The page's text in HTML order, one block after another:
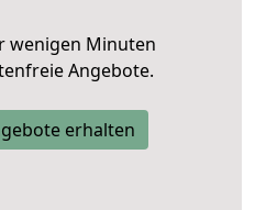
wenigen Minuten
Angebote.
erhalten